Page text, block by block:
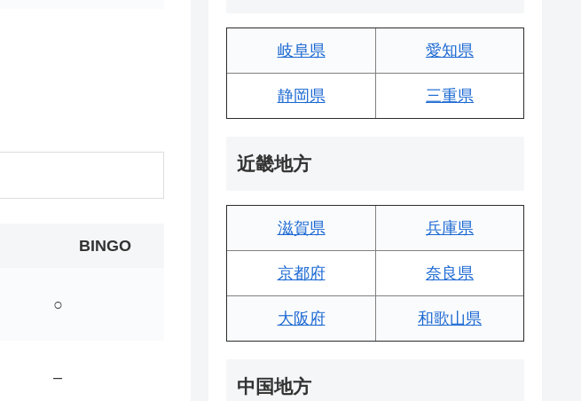
BINGO
○
–
岐阜県 愛知県
静岡県 三重県
近畿地方
滋賀県 兵庫県
京都府 奈良県
大阪府 和歌山県
中国地方